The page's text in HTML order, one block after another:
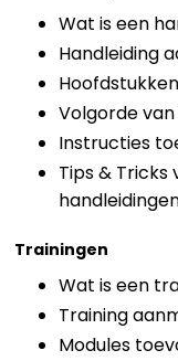
Wat is een
Handleiding
Volgorde
Instructies
Tips &
Trainingen
Wat is een
Training
Modules